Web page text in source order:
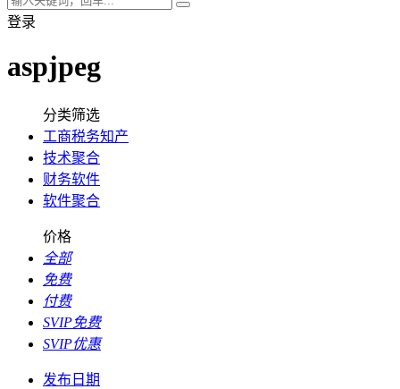
登录
aspjpeg
分类筛选
工商税务知产
技术聚合
财务软件
软件聚合
价格
全部
免费
付费
SVIP免费
SVIP优惠
发布日期